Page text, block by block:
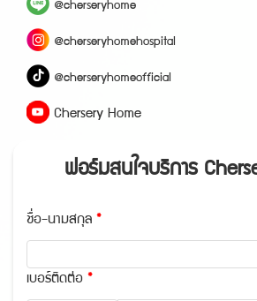
@cherseryhome
@cherseryhomehospita
@cherseryhomeofficia
Chersery Home
ฟอร์มสนใจบริการ
ชื่อ-นามสกุล
เบอร์ติดต่อ